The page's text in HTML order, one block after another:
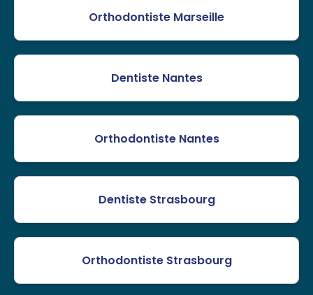
Orthodontiste Marseille
Dentiste Nantes
Orthodontiste Nantes
Dentiste Strasbourg
Orthodontiste Strasbourg